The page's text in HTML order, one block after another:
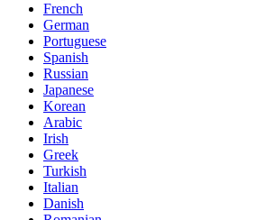
French
German
Portuguese
Spanish
Russian
Japanese
Korean
Arabic
Irish
Greek
Turkish
Italian
Danish